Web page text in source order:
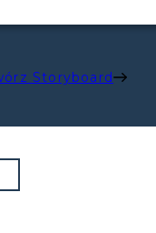
Storyboard